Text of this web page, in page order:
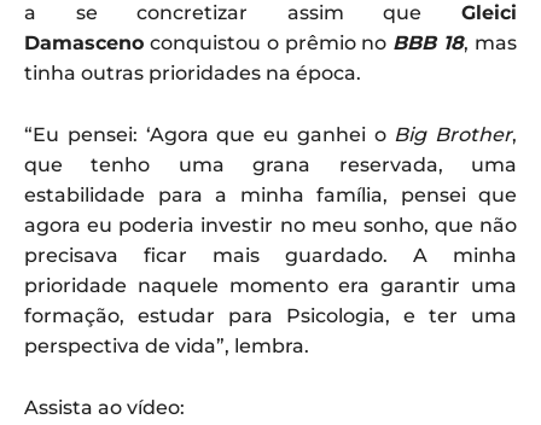
a se concretizar assim que Gleici
Damasceno conquistou o prêmio no BBB 18, mas
tinha outras prioridades na época.
“Eu pensei: ‘Agora que eu ganhei o Big Brother,
que tenho uma grana reservada, uma
estabilidade para a minha família, pensei que
agora eu poderia investir no meu sonho, que não
precisava ficar mais guardado. A minha
prioridade naquele momento era garantir uma
formação, estudar para Psicologia, e ter uma
perspectiva de vida”, lembra.
Assista ao vídeo: